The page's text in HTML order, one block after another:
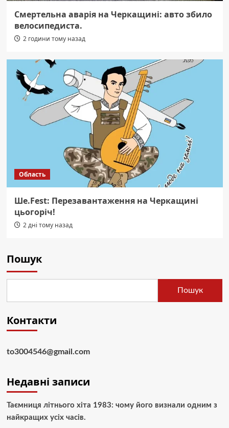
Смертельна аварія на Черкащині: авто збило
велосипедиста.
2 години тому назад
Область
Ше.Fest: Перезавантаження на Черкащині
цьогоріч!
2 дні тому назад
Пошук
Пошук
Контакти
to3004546@gmail.com
Недавні записи
Таємниця літнього хіта 1983: чому його визнали одним з
найкращих усіх часів.